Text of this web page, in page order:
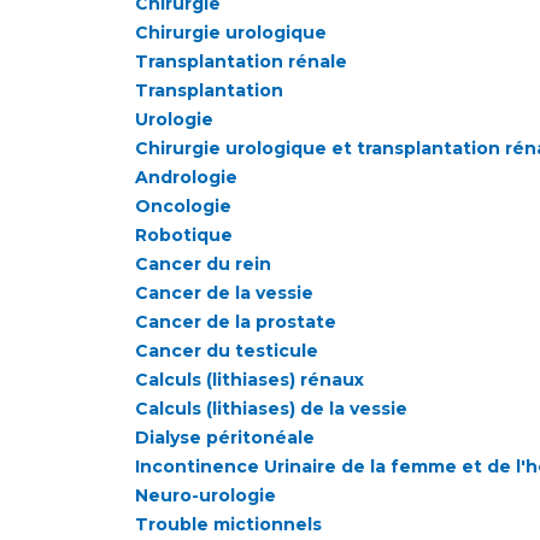
Chirurgie urologique
Transplantation rénale
Transplantation
Urologie
Chirurgie urologique et transplantation
Andrologie
Oncologie
Robotique
Cancer du rein
Cancer de la vessie
Cancer de la prostate
Cancer du testicule
Calculs (lithiases) rénaux
Calculs (lithiases) de la vessie
Dialyse péritonéale
Incontinence Urinaire de la femme et de
Neuro-urologie
Trouble mictionnels